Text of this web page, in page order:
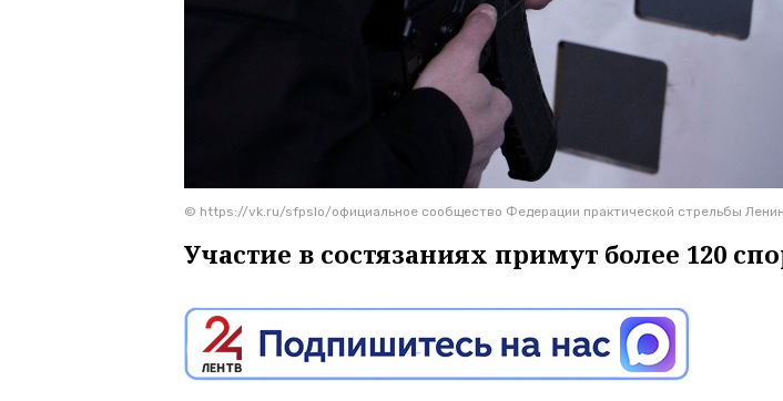
© https://vk.ru/sfpslo/официальное сообщество Федерации практической стрельбы
Участие в состязаниях примут более 120